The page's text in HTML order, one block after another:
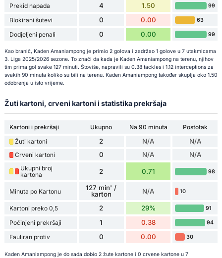
Prekid napada 4 1.50 99
Blokirani šutevi 0 0.00 63
Dodjeljeni penali 0 0.00 99
Kao branič, Kaden Amaniampong je primio 2 golova i zadržao 1 golove u 7 utakmicama
3. Liga 2025/2026 sezone. To znači da kada je Kaden Amaniampong na terenu, njihov
tim prima gol svake 127 minuti. Štoviše, napravili su 0.38 tackles i 1.12 interceptions za
svakih 90 minuta koliko su bili na terenu. Kaden Amaniampong također skuplja oko 1.50
odobrenja u isto vrijeme.
Žuti kartoni, crveni kartoni i statistika prekršaja
Kartoni i prekršaji Ukupno Na 90 minuta
Postotak
Žuti kartoni
2 N/A N/A
Crveni kartoni 0 N/A N/A
Ukupni broj
kartona
2 0.71 98
Minuta po Kartonu
127 min' /
karton
N/A 10
Kartoni preko 0,5 2 29% 91
Počinjeni prekršaji 1 0.38 94
Fauliran protiv 0 0.00 30
Kaden Amaniampong je do sada dobio 2 žute kartone i 0 crvene kartone u 7